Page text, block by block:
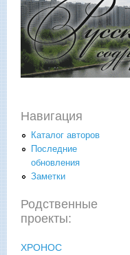
Навигация
Каталог авторов
Последние
обновления
Заметки
Родственные
проекты:
ХРОНОС